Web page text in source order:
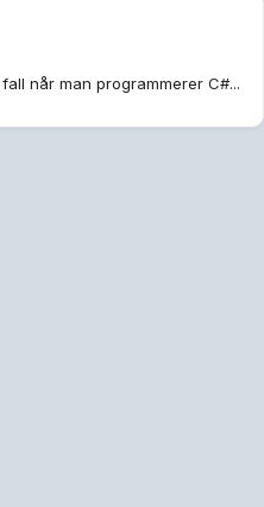
når man programmerer C#...